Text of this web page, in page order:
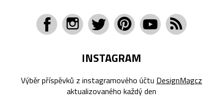
INSTAGRAM
Výběr příspěvků z instagramového účtu DesignMagcz
aktualizovaného každý den